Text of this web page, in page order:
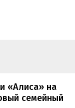
«Алиса» на
семейный